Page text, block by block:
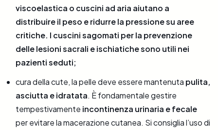
viscoelastica o cuscini ad aria aiutano a
distribuire il peso e ridurre la pressione su aree
critiche. I cuscini sagomati per la prevenzione
delle lesioni sacrali e ischiatiche sono utili nei
pazienti seduti;
cura della cute, la pelle deve essere mantenuta pulita,
asciutta e idratata. È fondamentale gestire
tempestivamente incontinenza urinaria e fecale
per evitare la macerazione cutanea. Si consiglia l’uso di